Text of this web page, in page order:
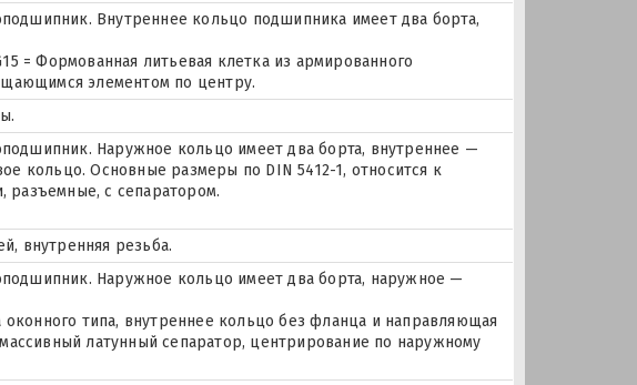
Внутреннее кольцо подшипника имеет два борта,
= Формованная литьевая клетка из армированного
элементом по центру.
Наружное кольцо имеет два борта, внутреннее —
кольцо. Основные размеры по DIN 5412-1, относится к
с сепаратором.
внутренняя резьба.
Наружное кольцо имеет два борта, наружное —
оконного типа, внутреннее кольцо без фланца и направляющая
латунный сепаратор, центрирование по наружному